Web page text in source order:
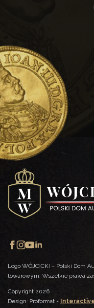
Logo WÓJCICKI – Polski Dom
towarowym. Wszelkie prawa
Copyright 2026
Design: Proformat -